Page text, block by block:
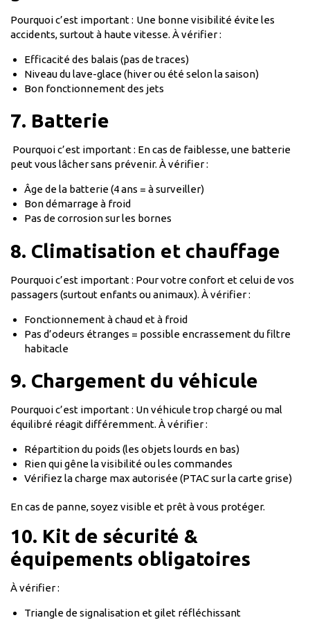
Pourquoi c’est important : Une bonne visibilité évite les
accidents, surtout à haute vitesse. À vérifier :
Efficacité des balais (pas de traces)
Niveau du lave-glace (hiver ou été selon la saison)
Bon fonctionnement des jets
7. Batterie
Pourquoi c’est important : En cas de faiblesse, une batterie
peut vous lâcher sans prévenir. À vérifier :
Âge de la batterie (4 ans = à surveiller)
Bon démarrage à froid
Pas de corrosion sur les bornes
8. Climatisation et chauffage
Pourquoi c’est important : Pour votre confort et celui de vos
passagers (surtout enfants ou animaux). À vérifier :
Fonctionnement à chaud et à froid
Pas d’odeurs étranges = possible encrassement du filtre
habitacle
9. Chargement du véhicule
Pourquoi c’est important : Un véhicule trop chargé ou mal
équilibré réagit différemment. À vérifier :
Répartition du poids (les objets lourds en bas)
Rien qui gêne la visibilité ou les commandes
Vérifiez la charge max autorisée (PTAC sur la carte grise)
En cas de panne, soyez visible et prêt à vous protéger.
10. Kit de sécurité &
équipements obligatoires
À vérifier :
Triangle de signalisation et gilet réfléchissant